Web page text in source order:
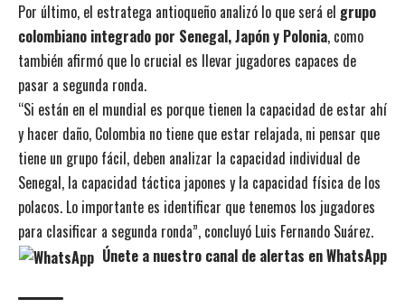
Por último, el estratega antioqueño analizó lo que será el grupo
colombiano integrado por Senegal, Japón y Polonia, como
también afirmó que lo crucial es llevar jugadores capaces de
pasar a segunda ronda.
“Si están en el mundial es porque tienen la capacidad de estar ahí
y hacer daño, Colombia no tiene que estar relajada, ni pensar que
tiene un grupo fácil, deben analizar la capacidad individual de
Senegal, la capacidad táctica japones y la capacidad física de los
polacos. Lo importante es identificar que tenemos los jugadores
para clasificar a segunda ronda”, concluyó Luis Fernando Suárez.
Únete a nuestro canal de alertas en WhatsApp